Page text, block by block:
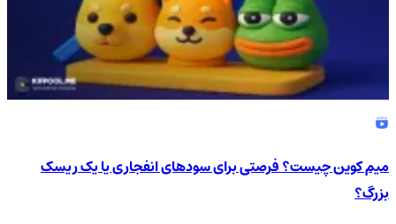
میم کوین چیست؟ فرصتی برای سودهای انفجاری یا یک ریسک
بزرگ؟